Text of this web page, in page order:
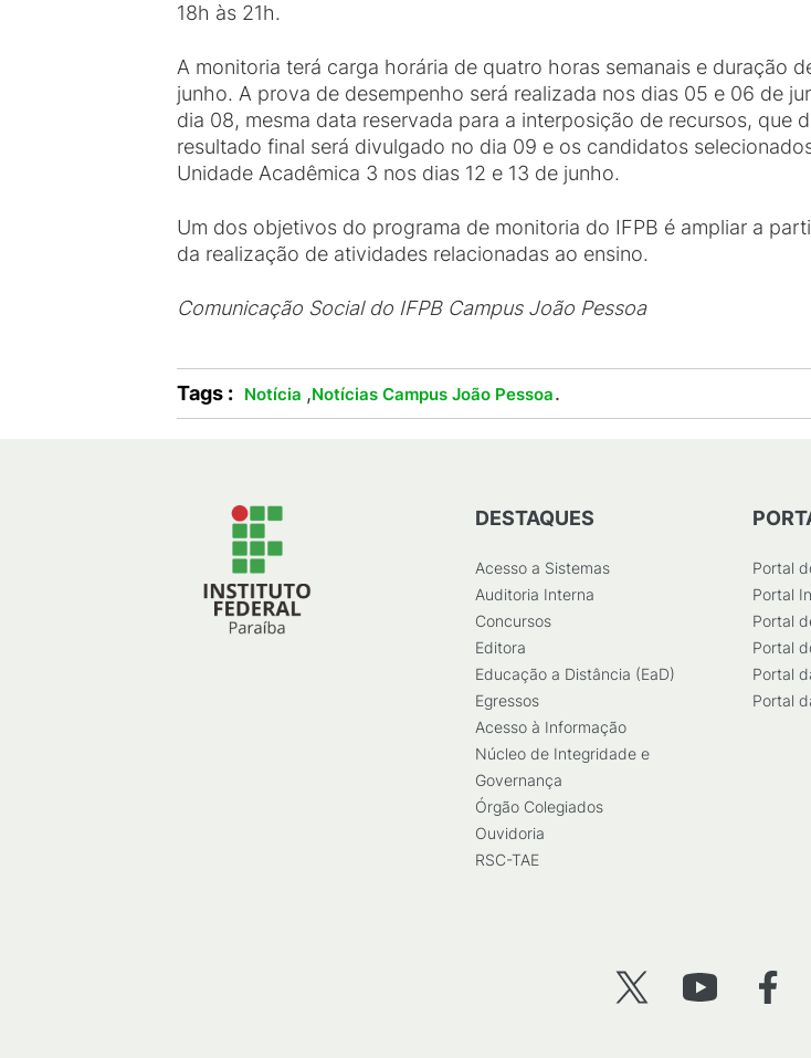
18h às 21h.
A monitoria terá carga horária de quatro horas semanais e duração
junho. A prova de desempenho será realizada nos dias 05 e 06 de
dia 08, mesma data reservada para a interposição de recursos, que
resultado final será divulgado no dia 09 e os candidatos
Unidade Acadêmica 3 nos dias 12 e 13 de junho.
Um dos objetivos do programa de monitoria do IFPB é ampliar a
da realização de atividades relacionadas ao ensino.
Comunicação Social do IFPB Campus João Pessoa
Tags : Notícia ,Notícias Campus João Pessoa.
DESTAQUES
Acesso a Sistemas
Auditoria Interna
Concursos
Editora
Educação a Distância (EaD)
Egressos
Acesso à Informação
Núcleo de Integridade e
Governança
Órgão Colegiados
Ouvidoria
RSC-TAE
Portal
Portal
Portal
Portal
Portal
Portal